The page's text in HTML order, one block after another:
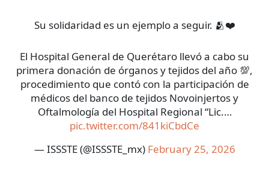
Su solidaridad es un ejemplo a seguir. 🫂❤️
El Hospital General de Querétaro llevó a cabo su
primera donación de órganos y tejidos del año 💯,
procedimiento que contó con la participación de
médicos del banco de tejidos Novoinjertos y
Oftalmología del Hospital Regional “Lic.…
pic.twitter.com/841kiCbdCe
— ISSSTE (@ISSSTE_mx) February 25, 2026